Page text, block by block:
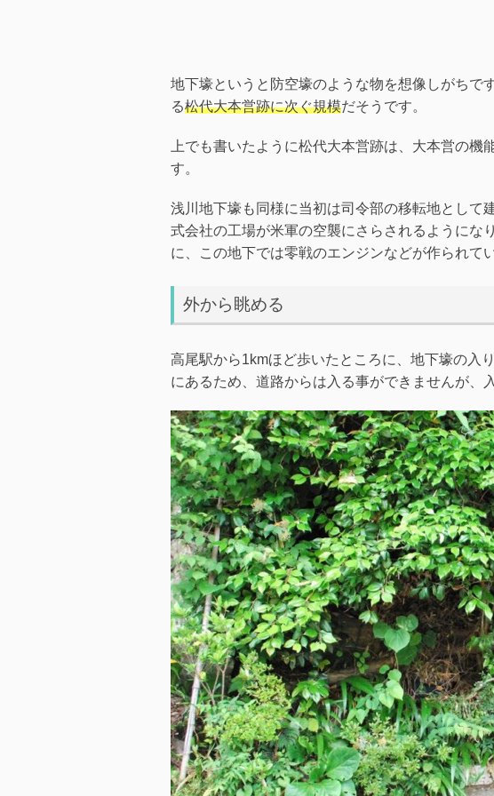
地下壕というと防空壕のような物を想像しがちで
る松代大本営跡に次ぐ規模だそうです。
上でも書いたように松代大本営跡は、大本営の
す。
浅川地下壕も同様に当初は司令部の移転地として
式会社の工場が米軍の空襲にさらされるようにな
に、この地下では零戦のエンジンなどが作られて
外から眺める
高尾駅から1kmほど歩いたところに、地下壕の入
にあるため、道路からは入る事ができませんが、